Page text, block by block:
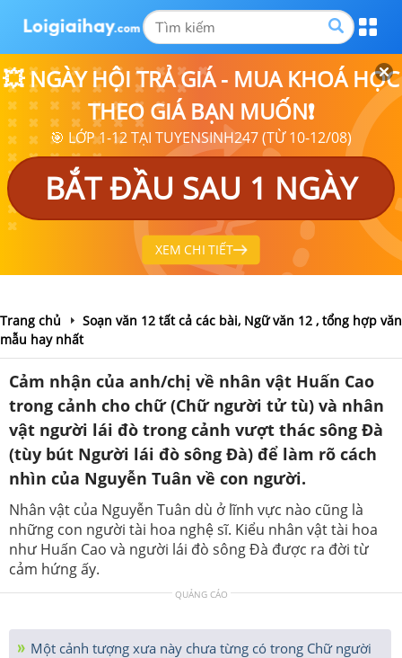
💥 NGÀY HỘI TRẢ GIÁ - MUA KHOÁ HỌC
THEO GIÁ BẠN MUỐN❗
🎯 LỚP 1-12 TẠI TUYENSINH247 (TỪ 10-12/08)
BẮT ĐẦU SAU 1 NGÀY
XEM CHI TIẾT
Trang chủ
Soạn văn 12 tất cả các bài, Ngữ văn 12 , tổng hợp văn
mẫu hay nhất
Cảm nhận của anh/chị về nhân vật Huấn Cao
trong cảnh cho chữ (Chữ người tử tù) và nhân
vật người lái đò trong cảnh vượt thác sông Đà
(tùy bút Người lái đò sông Đà) để làm rõ cách
nhìn của Nguyễn Tuân về con người.
Nhân vật của Nguyễn Tuân dù ở lĩnh vực nào cũng là
những con người tài hoa nghệ sĩ. Kiểu nhân vật tài hoa
như Huấn Cao và người lái đò sông Đà được ra đời từ
cảm hứng ấy.
QUẢNG CÁO
Một cảnh tượng xưa này chưa từng có trong Chữ người